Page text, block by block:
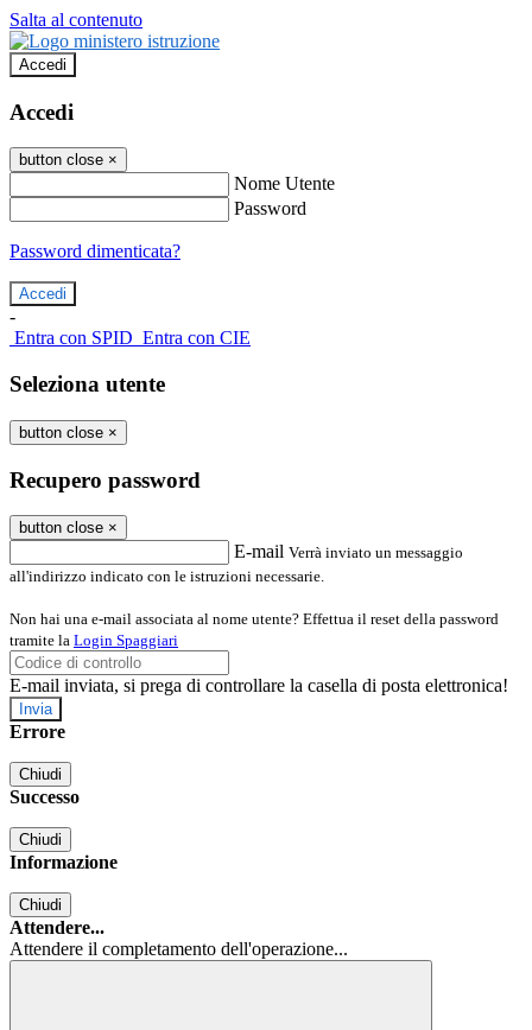
Salta al contenuto
Accedi
Accedi
button close ×
Nome Utente
Password
Password dimenticata?
-
Entra con SPID Entra con CIE
Seleziona utente
button close ×
Recupero password
button close ×
E-mail Verrà inviato un messaggio
all'indirizzo indicato con le istruzioni necessarie.
Non hai una e-mail associata al nome utente? Effettua il reset della password
tramite la Login Spaggiari
E-mail inviata, si prega di controllare la casella di posta elettronica!
Errore
Chiudi
Successo
Chiudi
Informazione
Chiudi
Attendere...
Attendere il completamento dell'operazione...